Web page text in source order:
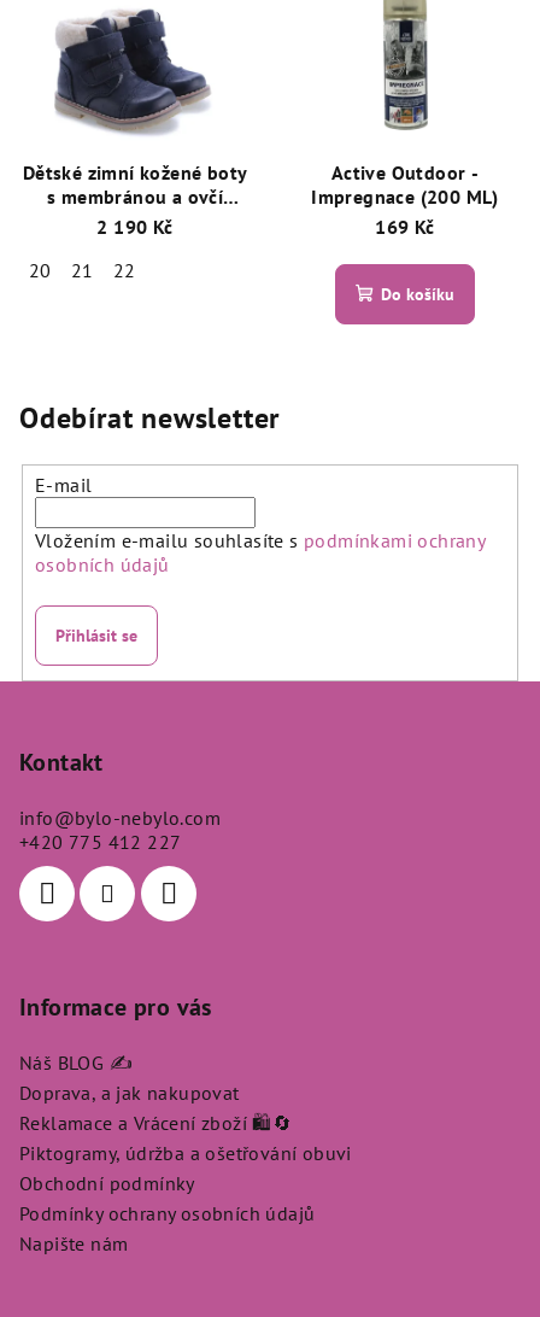
Dětské zimní kožené boty
s membránou a ovčí
vlnou Emel EV2447C-5
2 190 Kč
20
21 22
Active Outdoor -
Impregnace (200 ML)
169 Kč
Do košíku
Odebírat newsletter
E-mail
Vložením e-mailu souhlasíte s podmínkami ochrany
osobních údajů
Přihlásit se
Kontakt
info@bylo-nebylo.com
+420 775 412 227
Informace pro vás
Náš BLOG ✍️
Doprava, a jak nakupovat
Reklamace a Vrácení zboží 🛍️🔄
Piktogramy, údržba a ošetřování obuvi
Obchodní podmínky
Podmínky ochrany osobních údajů
Napište nám